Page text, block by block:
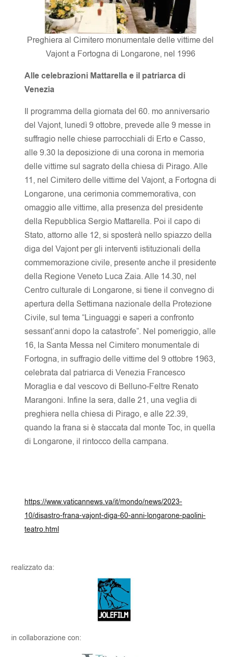
Preghiera al Cimitero monumentale delle vittime del
Vajont a Fortogna di Longarone, nel 1996
Alle celebrazioni Mattarella e il patriarca di
Venezia
Il programma della giornata del 60. mo anniversario
del Vajont, lunedì 9 ottobre, prevede alle 9 messe in
suffragio nelle chiese parrocchiali di Erto e Casso,
alle 9.30 la deposizione di una corona in memoria
delle vittime sul sagrato della chiesa di Pirago. Alle
11, nel Cimitero delle vittime del Vajont, a Fortogna di
Longarone, una cerimonia commemorativa, con
omaggio alle vittime, alla presenza del presidente
della Repubblica Sergio Mattarella. Poi il capo di
Stato, attorno alle 12, si sposterà nello spiazzo della
diga del Vajont per gli interventi istituzionali della
commemorazione civile, presente anche il presidente
della Regione Veneto Luca Zaia. Alle 14.30, nel
Centro culturale di Longarone, si tiene il convegno di
apertura della Settimana nazionale della Protezione
Civile, sul tema “Linguaggi e saperi a confronto
sessant’anni dopo la catastrofe”. Nel pomeriggio, alle
16, la Santa Messa nel Cimitero monumentale di
Fortogna, in suffragio delle vittime del 9 ottobre 1963,
celebrata dal patriarca di Venezia Francesco
Moraglia e dal vescovo di Belluno-Feltre Renato
Marangoni. Infine la sera, dalle 21, una veglia di
preghiera nella chiesa di Pirago, e alle 22.39,
quando la frana si è staccata dal monte Toc, in quella
di Longarone, il rintocco della campana.
https://www.vaticannews.va/it/mondo/news/2023-
10/disastro-frana-vajont-diga-60-anni-longarone-paolini-
teatro.html
realizzato da:
in collaborazione con: